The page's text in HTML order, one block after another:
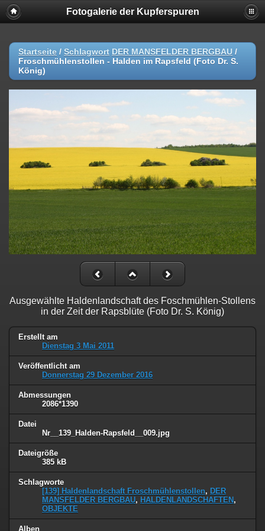
Fotogalerie der Kupferspuren
Startseite / Schlagwort DER MANSFELDER BERGBAU /
Froschmühlenstollen - Halden im Rapsfeld (Foto Dr. S.
König)
Ausgewählte Haldenlandschaft des Foschmühlen-Stollens
in der Zeit der Rapsblüte (Foto Dr. S. König)
Erstellt am
Dienstag 3 Mai 2011
Veröffentlicht am
Donnerstag 29 Dezember 2016
Abmessungen
2086*1390
Datei
Nr__139_Halden-Rapsfeld__009.jpg
Dateigröße
385 kB
Schlagworte
[139] Haldenlandschaft Froschmühlenstollen, DER
MANSFELDER BERGBAU, HALDENLANDSCHAFTEN ,
OBJEKTE
Alben